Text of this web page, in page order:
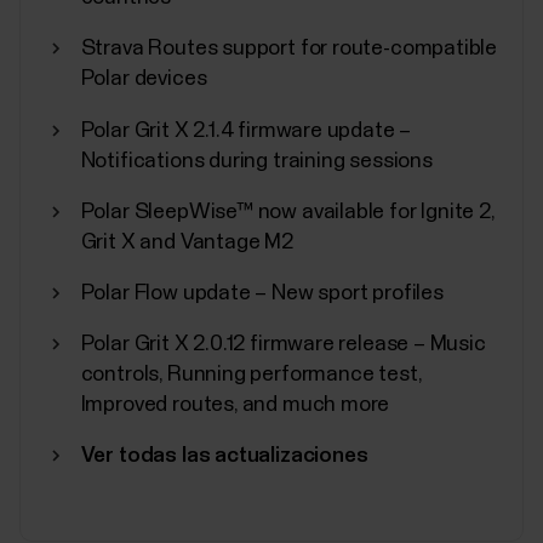
restablecimiento de fábrica desde
la app Polar Flow
Además de otros ajustes del dispositivo, puedes
iniciar la sincronización, apagar y realizar un
desde la app Flow.Acceso a los ajustes del
elige tu dispositivo. Desliza hacia la izquierda si...
Strava Routes support for route-compatible
Polar devices
Polar Grit X 2.1.4 firmware update –
Notifications during training sessions
Polar SleepWise™ now available for Ignite 2,
Grit X and Vantage M2
Polar Flow update – New sport profiles
Polar Grit X 2.0.12 firmware release – Music
controls, Running performance test,
Improved routes, and much more
Ver todas las actualizaciones